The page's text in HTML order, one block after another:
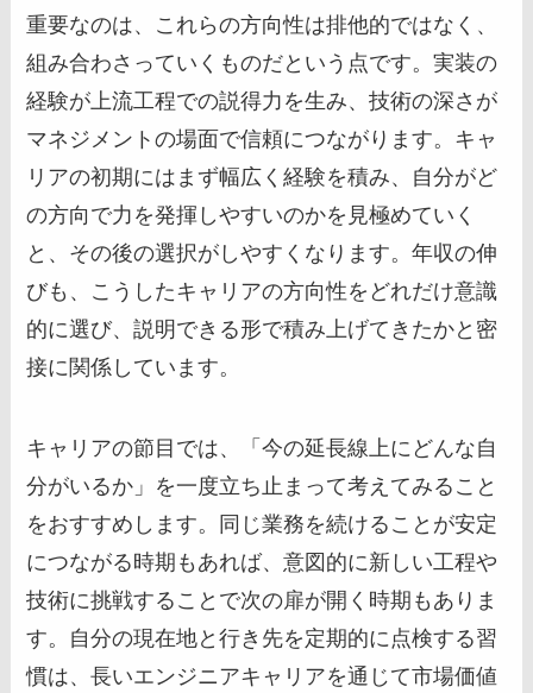
重要なのは、これらの方向性は排他的ではなく、
組み合わさっていくものだという点です。実装の
経験が上流工程での説得力を生み、技術の深さが
マネジメントの場面で信頼につながります。キャ
リアの初期にはまず幅広く経験を積み、自分がど
の方向で力を発揮しやすいのかを見極めていく
と、その後の選択がしやすくなります。年収の伸
びも、こうしたキャリアの方向性をどれだけ意識
的に選び、説明できる形で積み上げてきたかと密
接に関係しています。
キャリアの節目では、「今の延長線上にどんな自
分がいるか」を一度立ち止まって考えてみること
をおすすめします。同じ業務を続けることが安定
につながる時期もあれば、意図的に新しい工程や
技術に挑戦することで次の扉が開く時期もありま
す。自分の現在地と行き先を定期的に点検する習
慣は、長いエンジニアキャリアを通じて市場価値